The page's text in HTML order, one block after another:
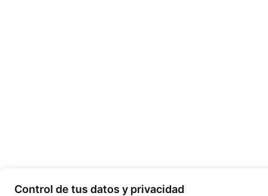
Control de tus datos y privacidad